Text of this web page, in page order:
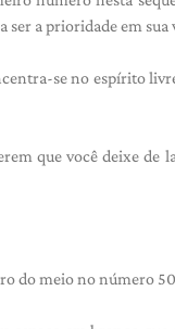
ser a prioridade em sua
se no espírito
que você deixe de
do meio no número